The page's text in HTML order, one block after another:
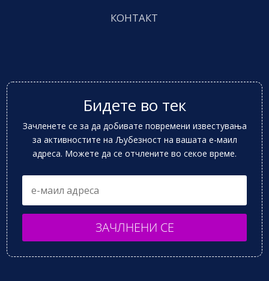
КОНТАКТ
Бидете во тек
Зачленете се за да добивате повремени известувања
за активностите на Љубезност на вашата е-маил
адреса. Можете да се отчлените во секое време.
ЗАЧЛНЕНИ СЕ